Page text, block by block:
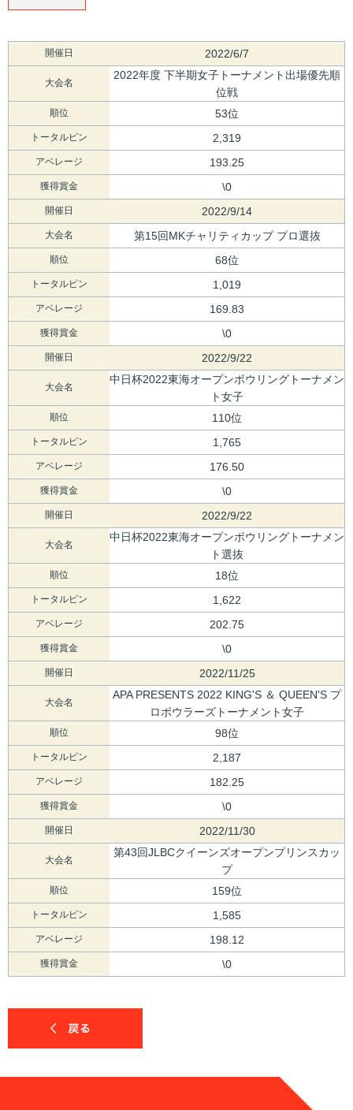
開催日 2022/6/7
大会名
2022年度 下半期女子トーナメント出場優先順
位戦
順位 53位
トータルピン 2,319
アベレージ 193.25
獲得賞金 \0
開催日 2022/9/14
大会名 第15回MKチャリティカップ プロ選抜
順位 68位
トータルピン 1,019
アベレージ 169.83
獲得賞金 \0
開催日 2022/9/22
大会名
中日杯2022東海オープンボウリングトーナメン
ト女子
順位 110位
トータルピン 1,765
アベレージ 176.50
獲得賞金 \0
開催日 2022/9/22
大会名
中日杯2022東海オープンボウリングトーナメン
ト選抜
順位 18位
トータルピン 1,622
アベレージ 202.75
獲得賞金 \0
開催日 2022/11/25
大会名
APA PRESENTS 2022 KING'S ＆ QUEEN'S プ
ロボウラーズトーナメント女子
順位 98位
トータルピン 2,187
アベレージ 182.25
獲得賞金 \0
開催日 2022/11/30
大会名
第43回JLBCクイーンズオープンプリンスカッ
プ
順位 159位
トータルピン 1,585
アベレージ 198.12
獲得賞金 \0